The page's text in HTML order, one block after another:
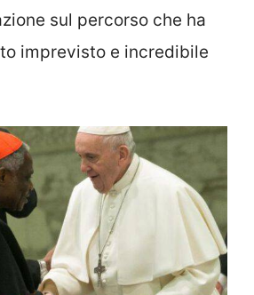
sul percorso che ha
imprevisto e incredibile